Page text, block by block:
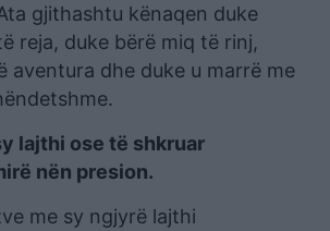
gjithashtu kënaqen duke
reja, duke bërë miq të rinj,
aventura dhe duke u marrë me
lajthi ose të shkruar
nën presion.
me sy ngjyrë lajthi